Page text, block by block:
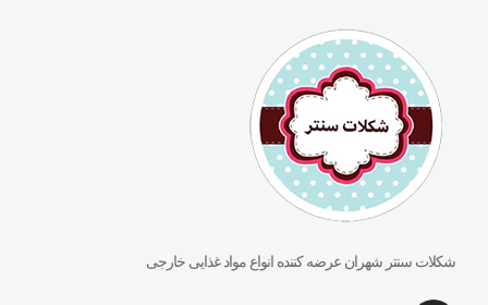
شکلات سنتر شهران عرضه کننده انواع مواد غذایی خارجی